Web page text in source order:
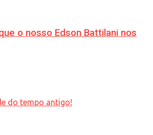
o nosso Edson Battilani nos